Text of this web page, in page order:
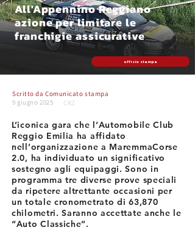
All'Appennino Reggiano
azione per limitare le
franchigie assicurative
ufficio stampa
Scritto daComunicato stampa
9 giugno 2025
CRZ
L’iconica gara che l’Automobile Club
Reggio Emilia ha affidato
nell’organizzazione a MaremmaCorse
2.0, ha individuato un significativo
sostegno agli equipaggi. Sono in
programma tre diverse prove speciali
da ripetere altrettante occasioni per
un totale cronometrato di 63,870
chilometri. Saranno accettate anche le
“Auto Classiche”.